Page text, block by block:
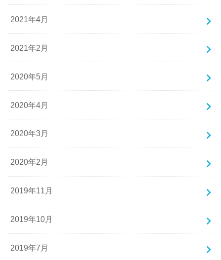
2021年4月
2021年2月
2020年5月
2020年4月
2020年3月
2020年2月
2019年11月
2019年10月
2019年7月